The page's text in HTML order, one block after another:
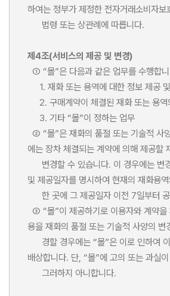
하여는 정부가 제정한 전자거래소비자보
법령 또는 상관례에 따릅니다.
제4조(서비스의 제공 및 변경)
① “몰”은 다음과 같은 업무를 수행합
1. 재화 또는 용역에 대한 정보 제공
2. 구매계약이 체결된 재화 또는 용역
3. 기타 “몰”이 정하는 업무
② “몰”은 재화의 품절 또는 기술적 사
에는 장차 체결되는 계약에 의해 제공할
변경할 수 있습니다. 이 경우에는 변
및 제공일자를 명시하여 현재의 재화용
한 곳에 그 제공일자 이전 7일부터 공
③ “몰”이 제공하기로 이용자와 계약을
용을 재화의 품절 또는 기술적 사양의 변
경할 경우에는 “몰”은 이로 인하여
배상합니다. 단, “몰”에 고의 또는 과실
그러하지 아니합니다.